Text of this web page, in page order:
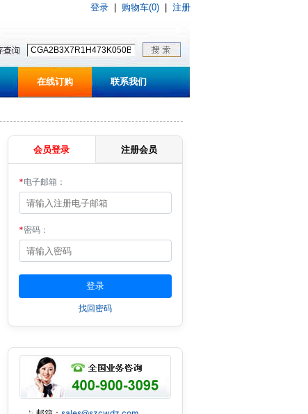
登录 购物车(0) 注册
在线订购 联系我们
会员登录 注册会员
*电子邮箱：
*密码：
找回密码